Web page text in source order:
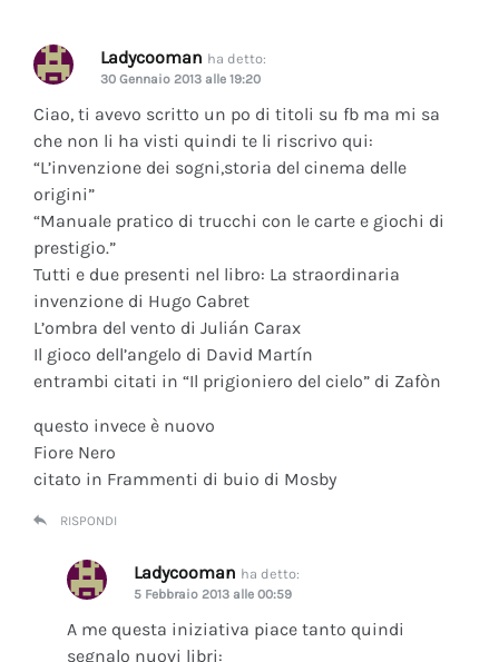
Ladycooman ha detto:
30 Gennaio 2013 alle 19:20
Ciao, ti avevo scritto un po di titoli su fb ma mi sa
che non li ha visti quindi te li riscrivo qui:
“L’invenzione dei sogni,storia del cinema delle
origini”
“Manuale pratico di trucchi con le carte e giochi di
prestigio.”
Tutti e due presenti nel libro: La straordinaria
invenzione di Hugo Cabret
L’ombra del vento di Julián Carax
Il gioco dell’angelo di David Martín
entrambi citati in “Il prigioniero del cielo” di Zafòn
questo invece è nuovo
Fiore Nero
citato in Frammenti di buio di Mosby
RISPONDI
Ladycooman ha detto:
5 Febbraio 2013 alle 00:59
A me questa iniziativa piace tanto quindi
segnalo nuovi libri: